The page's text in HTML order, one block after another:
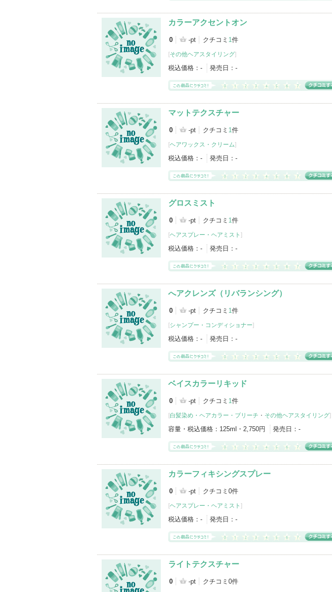
カラーアクセントオン
0 -pt クチコミ 1件
[その他ヘアスタイリング]
税込価格： - 発売日： -
マットテクスチャー
0 -pt クチコミ 1件
[ヘアワックス・クリーム]
税込価格： - 発売日： -
グロスミスト
0 -pt クチコミ 1件
[ヘアスプレー・ヘアミスト ]
税込価格： - 発売日： -
へアクレンズ（リバランシング）
0 -pt クチコミ 1件
[シャンプー・コンディショナー]
税込価格： - 発売日： -
ベイスカラーリキッド
0 -pt クチコミ 1件
[白髪染め・ヘアカラー・ブリーチ ・ その他ヘアスタイリング]
容量・税込価格： 125ml・2,750円 発売日： -
カラーフィキシングスプレー
0 -pt クチコミ0件
[ヘアスプレー・ヘアミスト ]
税込価格： - 発売日： -
ライトテクスチャー
0 -pt クチコミ0件